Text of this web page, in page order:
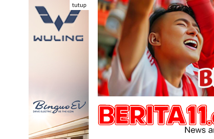
tutup